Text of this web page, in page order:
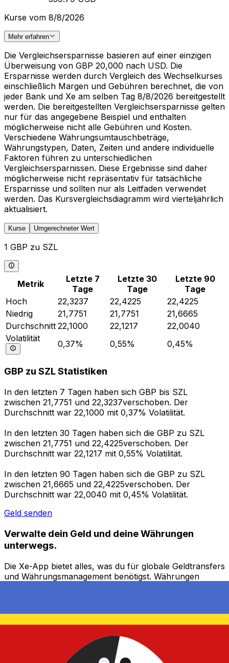
Kurse vom 8/8/2026
Mehr erfahren
Die Vergleichsersparnisse basieren auf einer einzigen
Überweisung von GBP 20,000 nach USD. Die
Ersparnisse werden durch Vergleich des Wechselkurses
einschließlich Margen und Gebühren berechnet, die von
jeder Bank und Xe am selben Tag 8/8/2026 bereitgestellt
werden. Die bereitgestellten Vergleichsersparnisse gelten
nur für das angegebene Beispiel und enthalten
möglicherweise nicht alle Gebühren und Kosten.
Verschiedene Währungsumtauschbeträge,
Währungstypen, Daten, Zeiten und andere individuelle
Faktoren führen zu unterschiedlichen
Vergleichsersparnissen. Diese Ergebnisse sind daher
möglicherweise nicht repräsentativ für tatsächliche
Ersparnisse und sollten nur als Leitfaden verwendet
werden. Das Kursvergleichsdiagramm wird vierteljährlich
aktualisiert.
Kurse Umgerechneter Wert
1 GBP zu SZL
Metrik
Letzte 7
Tage
Letzte 30
Tage
Letzte 90
Tage
Hoch
22,3237 22,4225
22,4225
Niedrig
21,7751 21,7751
21,6665
Durchschnitt 22,1000 22,1217
22,0040
Volatilität
0,37% 0,55% 0,45%
GBP zu SZL Statistiken
In den letzten 7 Tagen haben sich GBP bis SZL
zwischen 21,7751 und 22,3237verschoben. Der
Durchschnitt war 22,1000 mit 0,37% Volatilität.
In den letzten 30 Tagen haben sich die GBP zu SZL
zwischen 21,7751 und 22,4225verschoben. Der
Durchschnitt war 22,1217 mit 0,55% Volatilität.
In den letzten 90 Tagen haben sich die GBP zu SZL
zwischen 21,6665 und 22,4225verschoben. Der
Durchschnitt war 22,0040 mit 0,45% Volatilität.
Geld senden
Verwalte dein Geld und deine Währungen
unterwegs.
Die Xe-App bietet alles, was du für globale Geldtransfers
und Währungsmanagement benötigst. Währungen